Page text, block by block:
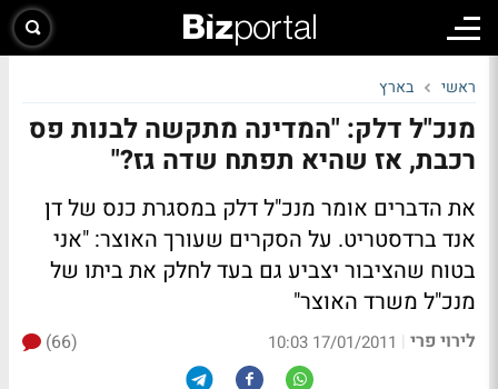
ראשי בארץ
מנכ"ל דלק: "המדינה מתקשה לבנות פס
רכבת, אז שהיא תפתח שדה גז?"
את הדברים אומר מנכ"ל דלק במסגרת כנס של דן
אנד ברדסטריט. על הסקרים שעורך האוצר: "אני
בטוח שהציבור יצביע גם בעד לחלק את ביתו של
מנכ"ל משרד האוצר"
לירוי פרי |
17/01/2011 10:03
(66)